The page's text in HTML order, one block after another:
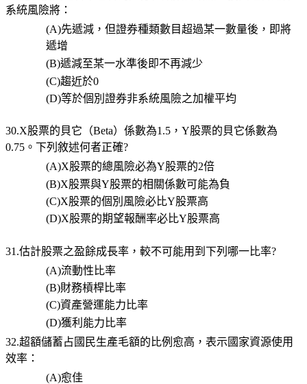
系統風險將：
(A)先遞減，但證券種類數目超過某一數量後，即將
遞增
(B)遞減至某一水準後即不再減少
(C)趨近於0
(D)等於個別證券非系統風險之加權平均
30.X股票的貝它（Beta）係數為1.5 ， Y股票的貝它係數為
0.75 。下列敘述何者正確?
(A)X股票的總風險必為Y股票的2倍
(B)X股票與Y股票的相關係數可能為負
(C)X股票的個別風險必比Y股票高
(D)X股票的期望報酬率必比Y股票高
31.估計股票之盈餘成長率，較不可能用到下列哪一比率?
(A)流動性比率
(B)財務槓桿比率
(C)資產營運能力比率
(D)獲利能力比率
32.超額儲蓄占國民生產毛額的比例愈高，表示國家資源使用
效率：
(A)愈佳